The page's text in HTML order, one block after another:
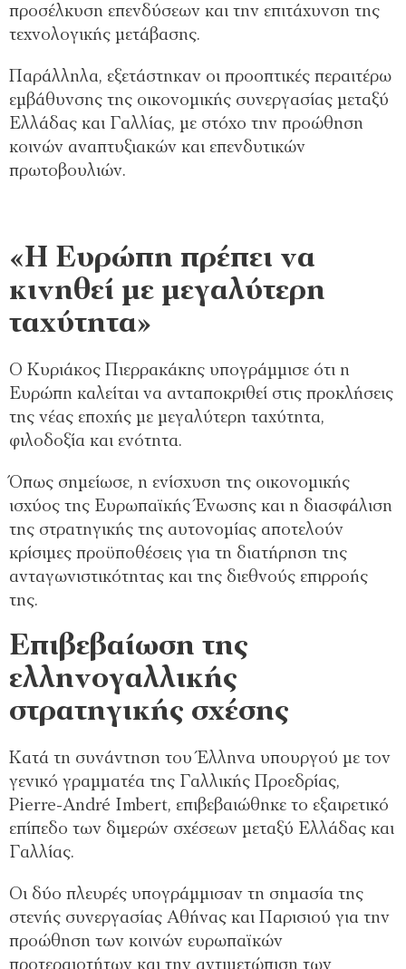
προσέλκυση επενδύσεων και την επιτάχυνση της
τεχνολογικής μετάβασης.
Παράλληλα, εξετάστηκαν οι προοπτικές περαιτέρω
εμβάθυνσης της οικονομικής συνεργασίας μεταξύ
Ελλάδας και Γαλλίας, με στόχο την προώθηση
κοινών αναπτυξιακών και επενδυτικών
πρωτοβουλιών.
«Η Ευρώπη πρέπει να
κινηθεί με μεγαλύτερη
ταχύτητα»
Ο Κυριάκος Πιερρακάκης υπογράμμισε ότι η
Ευρώπη καλείται να ανταποκριθεί στις προκλήσεις
της νέας εποχής με μεγαλύτερη ταχύτητα,
φιλοδοξία και ενότητα.
Όπως σημείωσε, η ενίσχυση της οικονομικής
ισχύος της Ευρωπαϊκής Ένωσης και η διασφάλιση
της στρατηγικής της αυτονομίας αποτελούν
κρίσιμες προϋποθέσεις για τη διατήρηση της
ανταγωνιστικότητας και της διεθνούς επιρροής
της.
Επιβεβαίωση της
ελληνογαλλικής
στρατηγικής σχέσης
Κατά τη συνάντηση του Έλληνα υπουργού με τον
γενικό γραμματέα της Γαλλικής Προεδρίας,
Pierre-André Imbert, επιβεβαιώθηκε το εξαιρετικό
επίπεδο των διμερών σχέσεων μεταξύ Ελλάδας και
Γαλλίας.
Οι δύο πλευρές υπογράμμισαν τη σημασία της
στενής συνεργασίας Αθήνας και Παρισιού για την
προώθηση των κοινών ευρωπαϊκών